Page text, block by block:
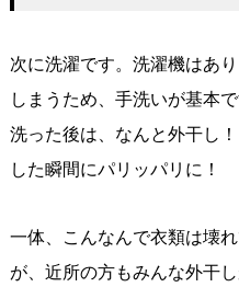
次に洗濯です。洗濯機はあ
しまうため、手洗いが基本で
洗った後は、なんと外干し
した瞬間にパリッパリに！
一体、こんなんで衣類は壊
が、近所の方もみんな外干し